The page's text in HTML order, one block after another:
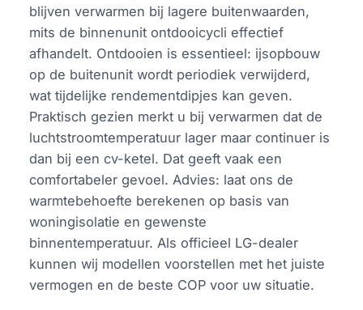
blijven verwarmen bij lagere buitenwaarden,
mits de binnenunit ontdooicycli effectief
afhandelt. Ontdooien is essentieel: ijsopbouw
op de buitenunit wordt periodiek verwijderd,
wat tijdelijke rendementdipjes kan geven.
Praktisch gezien merkt u bij verwarmen dat de
luchtstroomtemperatuur lager maar continuer is
dan bij een cv-ketel. Dat geeft vaak een
comfortabeler gevoel. Advies: laat ons de
warmtebehoefte berekenen op basis van
woningisolatie en gewenste
binnentemperatuur. Als officieel LG-dealer
kunnen wij modellen voorstellen met het juiste
vermogen en de beste COP voor uw situatie.